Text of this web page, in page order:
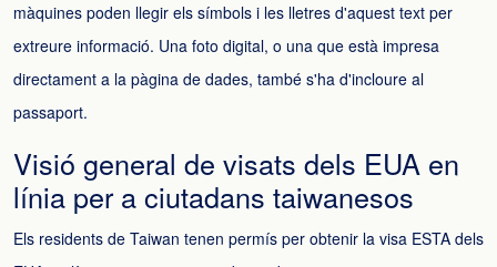
màquines poden llegir els símbols i les lletres d'aquest text per
extreure informació. Una foto digital, o una que està impresa
directament a la pàgina de dades, també s'ha d'incloure al
passaport.
Visió general de visats dels EUA en
línia per a ciutadans taiwanesos
Els residents de Taiwan tenen permís per obtenir la visa ESTA dels